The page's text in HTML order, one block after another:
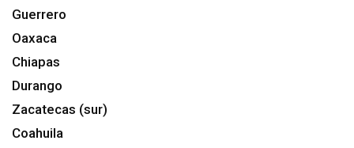
Guerrero
Oaxaca
Chiapas
Durango
Zacatecas (sur)
Coahuila